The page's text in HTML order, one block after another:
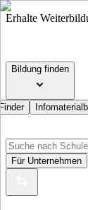
Erhalte
Bildung finden
Für Unternehmen